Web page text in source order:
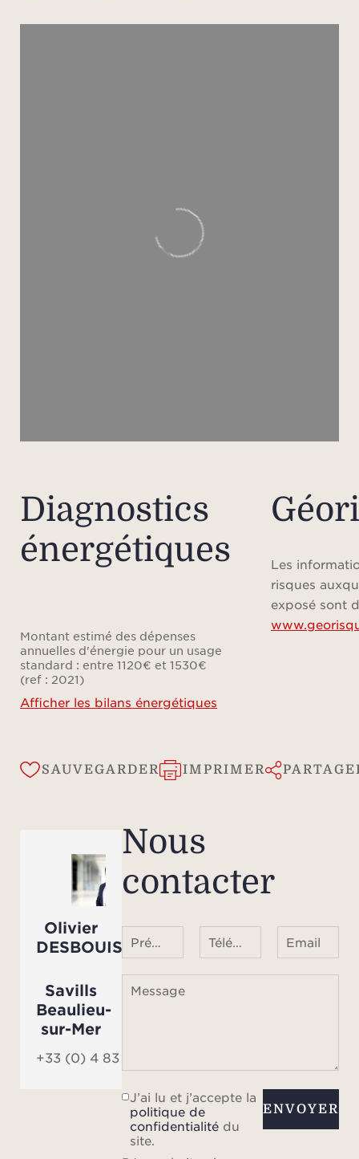
Diagnostics
énergétiques
Montant estimé des dépenses
annuelles d'énergie pour un usage
standard : entre 1120€ et 1530€
(ref : 2021)
Afficher les bilans énergétiques
Les
risques
exposé sont
SAUVEGARDER IMPRIMER
Olivier
DESBOUIS
Savills
Beaulieu-
sur-Mer
+33 (0) 4 83 84 84 84
Nous
contacter
Email
Message
J’ai lu et j’accepte la
politique de
confidentialité du
site.
ENVOYER